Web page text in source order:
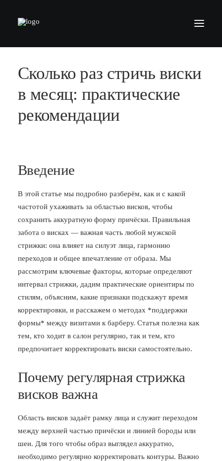
БАРБЕРШОПЫ
КОСМЕТИКА
ВАКАНСИИ
ФРАНШИЗА
ПОЖАЛОВАТЬСЯ
Сколько раз стричь виски
в месяц: практические
рекомендации
Введение
В этой статье мы подробно разберём, как и с какой
частотой ухаживать за областью висков, чтобы
сохранить аккуратную форму причёски. Правильная
забота о висках — важная часть любой мужской
стрижки: она влияет на силуэт лица, гармонию
переходов и общее впечатление от образа. Мы
рассмотрим ключевые факторы, которые определяют
интервал стрижки, дадим практические ориентиры по
стилям, объясним, какие признаки подскажут время
корректировки, и расскажем о методах *поддержки
формы* между визитами к барберу. Статья полезна как
тем, кто ходит в салон регулярно, так и тем, кто
предпочитает корректировать виски самостоятельно.
Почему регулярная стрижка
висков важна
Область висков задаёт рамку лица и служит переходом
между верхней частью причёски и линией бороды или
шеи. Для того чтобы образ выглядел аккуратно,
необходимо регулярно корректировать контуры. Важно